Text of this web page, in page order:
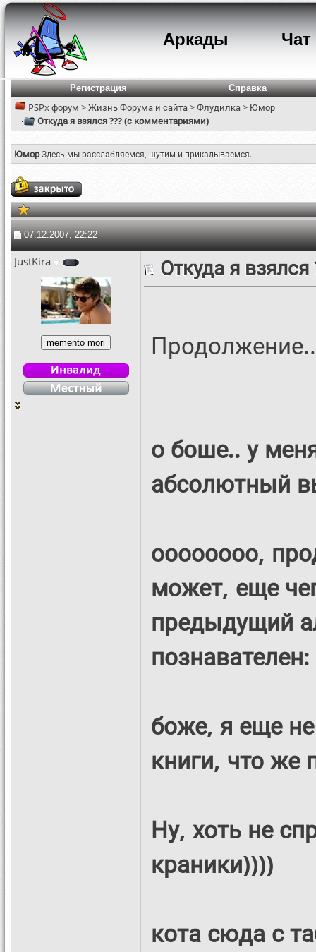
Аркады Чат
Регистрация Справка
PSPx форум >Жизнь Форума и сайта>Флудилка> Юмор
Откуда я взялся ??? (с комментариями)
ЮморЗдесь мы расслабляемся, шутим и прикалываемся.
07.12.2007, 22:22
JustKira Откуда я
о боше.. у
абсолютный
оооооооо,
может, еще
предыдущий
боже, я еще
книги, что же
Ну, хоть не
краники))))
кота сюда с